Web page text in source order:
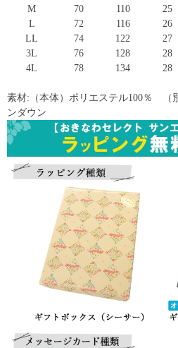
M 70 110
25
L
72 116
26
LL
74 122
27
3L
76 128
28
4L
78 134 28
素材:（本体）ポリエステル100％ （
ンダウン